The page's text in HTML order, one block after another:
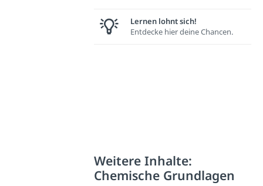
Lernen lohnt sich!
Entdecke hier deine Chancen.
Weitere Inhalte:
Chemische Grundlagen